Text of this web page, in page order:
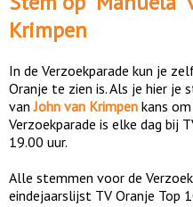
Krimpen
In de Verzoekparade kun je
Oranje te zien is. Als je hier je
vanJohn van Krimpen kans
Verzoekparade is elke dag bij
19.00 uur.
Alle stemmen voor de
eindejaarslijst TV Oranje Top